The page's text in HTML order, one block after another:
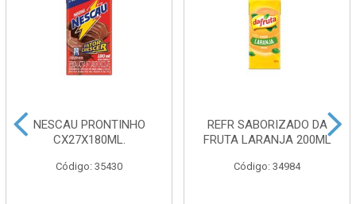
NESCAU PRONTINHO
CX27X180ML.
Código: 35430
REFR SABORIZADO DA
FRUTA LARANJA 200ML
Código: 34984